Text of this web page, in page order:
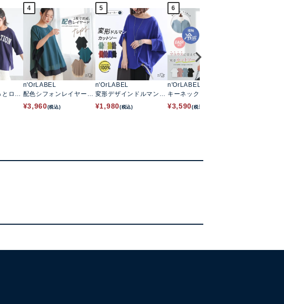
ロゴ
4
n'OrLABEL
配色シフォンレイヤード
トップス
¥3,960(税込)
5
n'OrLABEL
変形デザインドルマンカ
ットソー
¥1,980(税込)
6
n'OrLABEL
キーネックフレア袖カッ
トソーシャツ
¥3,590(税込)